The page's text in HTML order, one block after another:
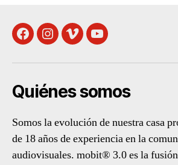
FacebookInstagram
VimeoYoutube
Quiénes somos
Somos la evolución de nuestra casa
de 18 años de experiencia en la
audiovisuales. mobit® 3.0 es la